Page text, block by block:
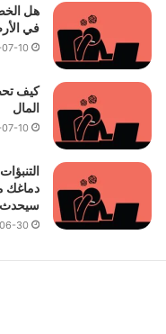
هل
في
10
كيف
المال
10
دماغك
سيحدث
30